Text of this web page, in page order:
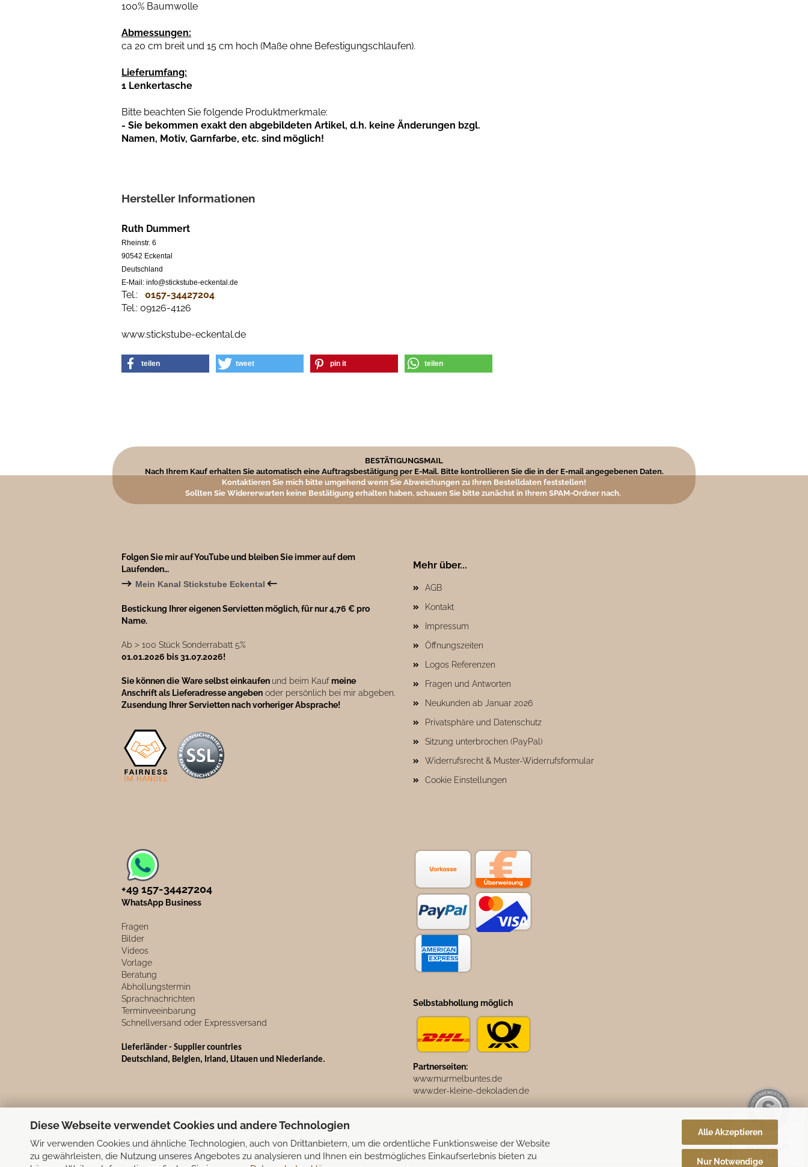
Diese Webseite verwendet Cookies und andere Technologien
Wir verwenden Cookies und ähnliche Technologien, auch von Drittanbietern, um die ordentliche Funktionsweise der Website
zu gewährleisten, die Nutzung unseres Angebotes zu analysieren und Ihnen ein bestmögliches Einkaufserlebnis bieten zu
Alle Akzeptieren
Nur Notwendige
100% Baumwolle
Abmessungen:
ca 20 cm breit und 15 cm hoch (Maße ohne Befestigungschlaufen).
Lieferumfang:
1 Lenkertasche
Bitte beachten Sie folgende Produktmerkmale:
- Sie bekommen exakt den abgebildeten Artikel, d.h. keine Änderungen bzgl.
Namen, Motiv, Garnfarbe, etc. sind möglich!
Hersteller Informationen
Ruth Dummert
Rheinstr. 6
90542 Eckental
Deutschland
E-Mail: info@stickstube-eckental.de
Tel.: 0157-34427204​
Tel.: 09126-4126
www.stickstube-eckental.de
teilen tweet pin it teilen
BESTÄTIGUNGSMAIL
Nach Ihrem Kauf erhalten Sie automatisch eine Auftragsbestätigung per E-Mail. Bitte kontrollieren Sie die in der E-mail angegebenen Daten.
Kontaktieren Sie mich bitte umgehend wenn Sie Abweichungen zu Ihren Bestelldaten feststellen!
Sollten Sie Widererwarten keine Bestätigung erhalten haben, schauen Sie bitte zunächst in Ihrem SPAM-Ordner nach.
Folgen Sie mir auf YouTube und bleiben Sie immer auf dem
Laufenden…
→ Mein Kanal Stickstube Eckental ←
Bestickung Ihrer eigenen Servietten möglich, für nur 4,76 € pro
Name.
Ab ˃ 100 Stück Sonderrabatt 5%
01.01.2026 bis 31.07.2026!
Sie können die Ware selbst einkaufen und beim Kaufmeine
Anschrift als Lieferadresse angeben oder persönlich bei mir abgeben.
Zusendung Ihrer Servietten nach vorheriger Absprache!
Mehr über...
AGB
Kontakt
Impressum
Öffnungszeiten
Logos Referenzen
Fragen und Antworten
Neukunden ab Januar 2026
Privatsphäre und Datenschutz
Sitzung unterbrochen (PayPal)
Widerrufsrecht & Muster-Widerrufsformular
Cookie Einstellungen
+49 157-34427204​
WhatsApp Business
Fragen
Bilder
Videos
Vorlage
Beratung
Abhollungstermin
Sprachnachrichten
Terminveeinbarung
Schnellversand oder Expressversand
Lieferländer - Supplier countries
Deutschland, Belgien, Irland, Litauen und Niederlande.
Selbstabhollung möglich
Partnerseiten:
www.murmelbuntes.de
www.der-kleine-dekoladen.de
Vertrag widerrufen
SEHR GUT